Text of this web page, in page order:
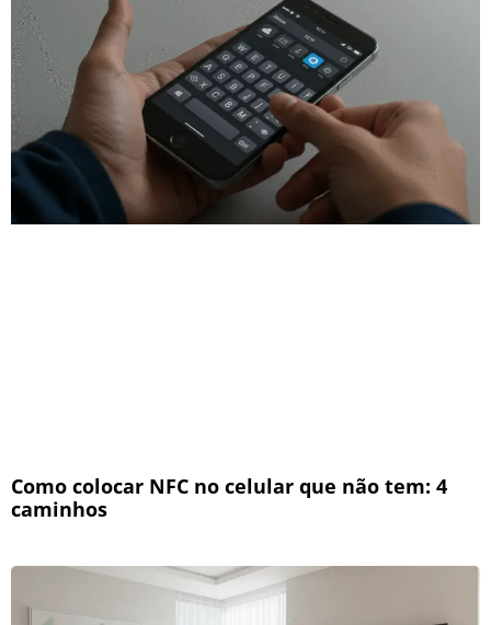
Como colocar NFC no celular que não tem: 4
caminhos